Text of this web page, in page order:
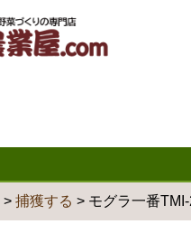
捕獲する モグラ一番